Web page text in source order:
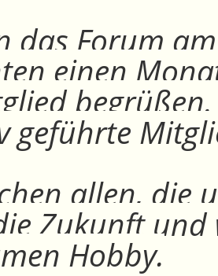
das Forum
einen
geführte
allen, die
Zukunft
Hobby.